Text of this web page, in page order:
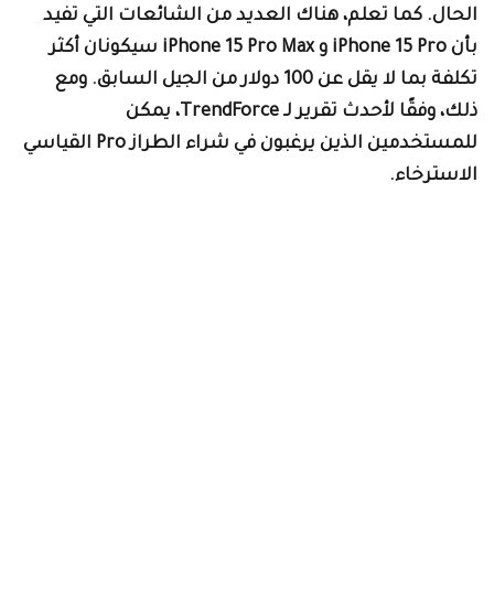
كما تعلم، هناك العديد من الشائعات التي تفيد
بأن iPhone 15 Pro و iPhone 15 Pro Max سيكونان أكثر
تكلفة بما لا يقل عن 100 دولار من الجيل السابق. ومع
ذلك، وفقًا لأحدث تقرير لـ TrendForce، يمكن
للمستخدمين الذين يرغبون في شراء الطراز Pro القياسي